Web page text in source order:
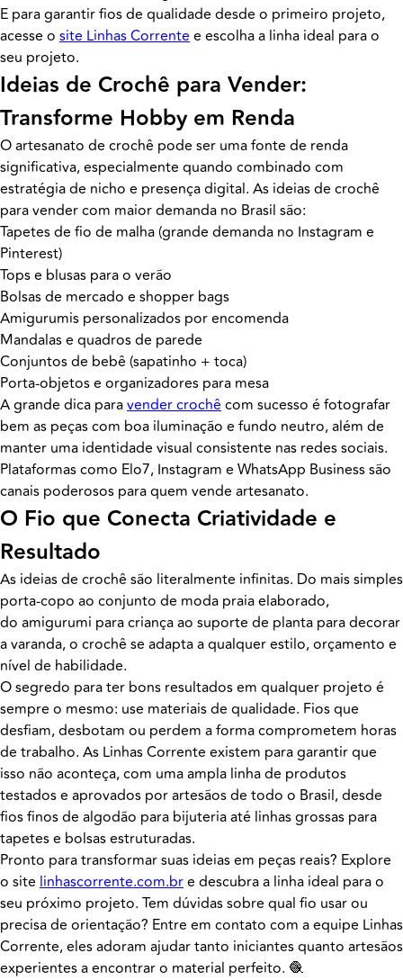
E para garantir fios de qualidade desde o primeiro projeto,
acesse o site Linhas Correntee escolha a linha ideal para o
seu projeto.
Ideias de Crochê para Vender:
Transforme Hobby em Renda
O artesanato de crochê pode ser uma fonte de renda
significativa, especialmente quando combinado com
estratégia de nicho e presença digital. As ideias de crochê
para vender com maior demanda no Brasil são:
Tapetes de fio de malha (grande demanda no Instagram e
Pinterest)
Tops e blusas para o verão
Bolsas de mercado e shopper bags
Amigurumis personalizados por encomenda
Mandalas e quadros de parede
Conjuntos de bebê (sapatinho + toca)
Porta-objetos e organizadores para mesa
A grande dica paravender crochêcom sucesso é fotografar
bem as peças com boa iluminação e fundo neutro, além de
manter uma identidade visual consistente nas redes sociais.
Plataformas como Elo7, Instagram e WhatsApp Business são
canais poderosos para quem vende artesanato.
O Fio que Conecta Criatividade e
Resultado
As ideias de crochê são literalmente infinitas. Do mais simples
porta-copo ao conjunto de moda praia elaborado,
do amigurumi para criança ao suporte de planta para decorar
a varanda, o crochê se adapta a qualquer estilo, orçamento e
nível de habilidade.
O segredo para ter bons resultados em qualquer projeto é
sempre o mesmo: use materiais de qualidade. Fios que
desfiam, desbotam ou perdem a forma comprometem horas
de trabalho. As Linhas Corrente existem para garantir que
isso não aconteça, com uma ampla linha de produtos
testados e aprovados por artesãos de todo o Brasil, desde
fios finos de algodão para bijuteria até linhas grossas para
tapetes e bolsas estruturadas.
Pronto para transformar suas ideias em peças reais? Explore
o site linhascorrente.com.bre descubra a linha ideal para o
seu próximo projeto. Tem dúvidas sobre qual fio usar ou
precisa de orientação? Entre em contato com a equipe Linhas
Corrente, eles adoram ajudar tanto iniciantes quanto artesãos
experientes a encontrar o material perfeito. 🧶